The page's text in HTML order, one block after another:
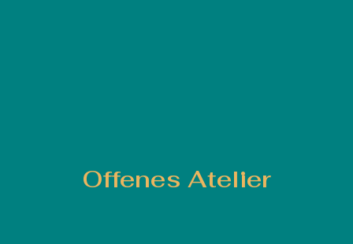
Offenes Atelier